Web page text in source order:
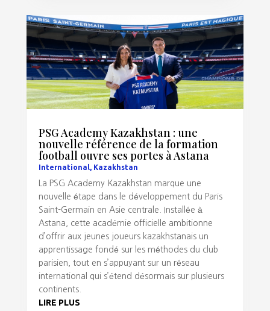
PSG Academy Kazakhstan : une
nouvelle référence de la formation
football ouvre ses portes à Astana
International Kazakhstan
La PSG Academy Kazakhstan marque une
nouvelle étape dans le développement du Paris
Saint-Germain en Asie centrale. Installée à
Astana, cette académie officielle ambitionne
d’offrir aux jeunes joueurs kazakhstanais un
apprentissage fondé sur les méthodes du club
parisien, tout en s’appuyant sur un réseau
international qui s’étend désormais sur plusieurs
continents.
LIRE PLUS